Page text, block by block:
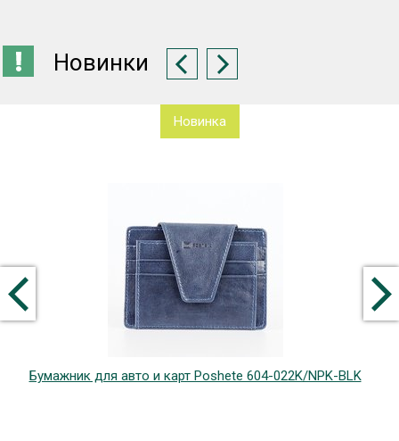
Новинки
Новинка
Бумажник для авто и карт Poshete 604-022K/NPK-BLK